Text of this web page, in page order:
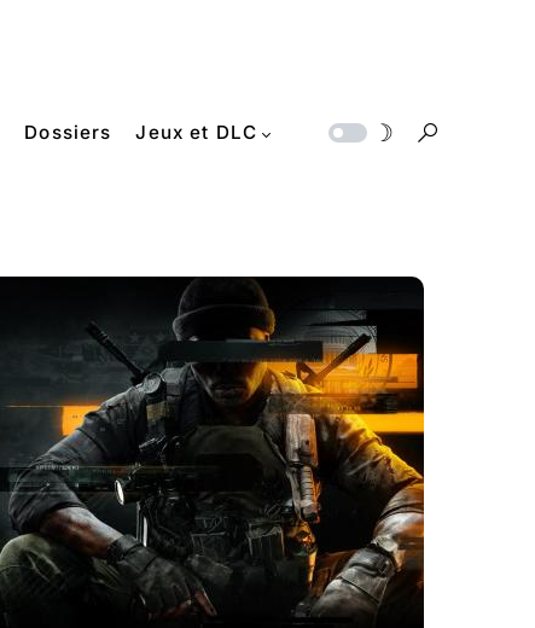
Dossiers Jeux et DLC